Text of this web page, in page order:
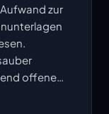
zur
offenen